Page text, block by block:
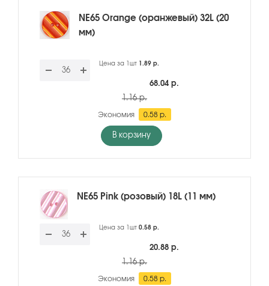
NE65 Orange (оранжевый) 32L (20
мм)
Цена за 1шт 1.89 р.
68.04 р.
1.16 р.
Экономия 0.58 р.
В корзину
NE65 Pink (розовый) 18L (11 мм)
Цена за 1шт 0.58 р.
20.88 р.
1.16 р.
Экономия 0.58 р.